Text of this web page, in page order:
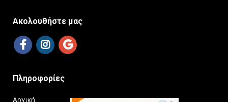
Ακολουθήστε μας
Πληροφορίες
Αρχική